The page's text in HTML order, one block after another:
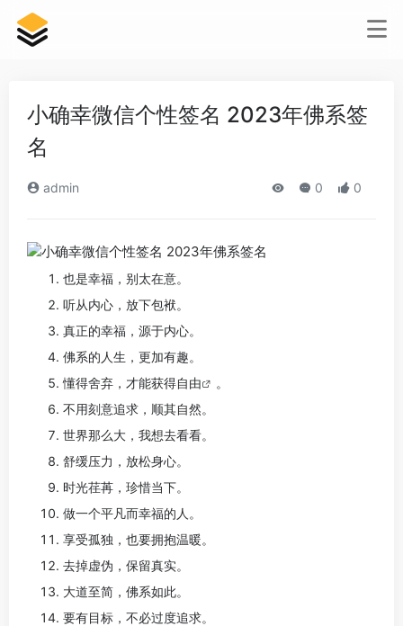
小确幸微信个性签名 2023年佛系签
名
admin 0 0
也是幸福，别太在意。
听从内心，放下包袱。
真正的幸福，源于内心。
佛系的人生，更加有趣。
懂得舍弃，才能获得自由
。
不用刻意追求，顺其自然。
世界那么大，我想去看看。
舒缓压力，放松身心。
时光荏苒，珍惜当下。
做一个平凡而幸福的人。
享受孤独，也要拥抱温暖。
去掉虚伪，保留真实。
大道至简，佛系如此。
要有目标，不必过度追求。